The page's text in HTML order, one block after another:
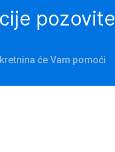
pozovite
će Vam pomoći